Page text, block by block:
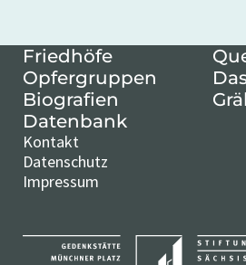
Friedhöfe
Opfergruppen
Biografien
Datenbank
Kontakt
Datenschutz
Impressum